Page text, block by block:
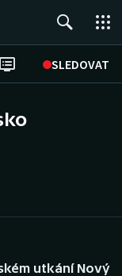
SLEDOVAT
utkání Nový